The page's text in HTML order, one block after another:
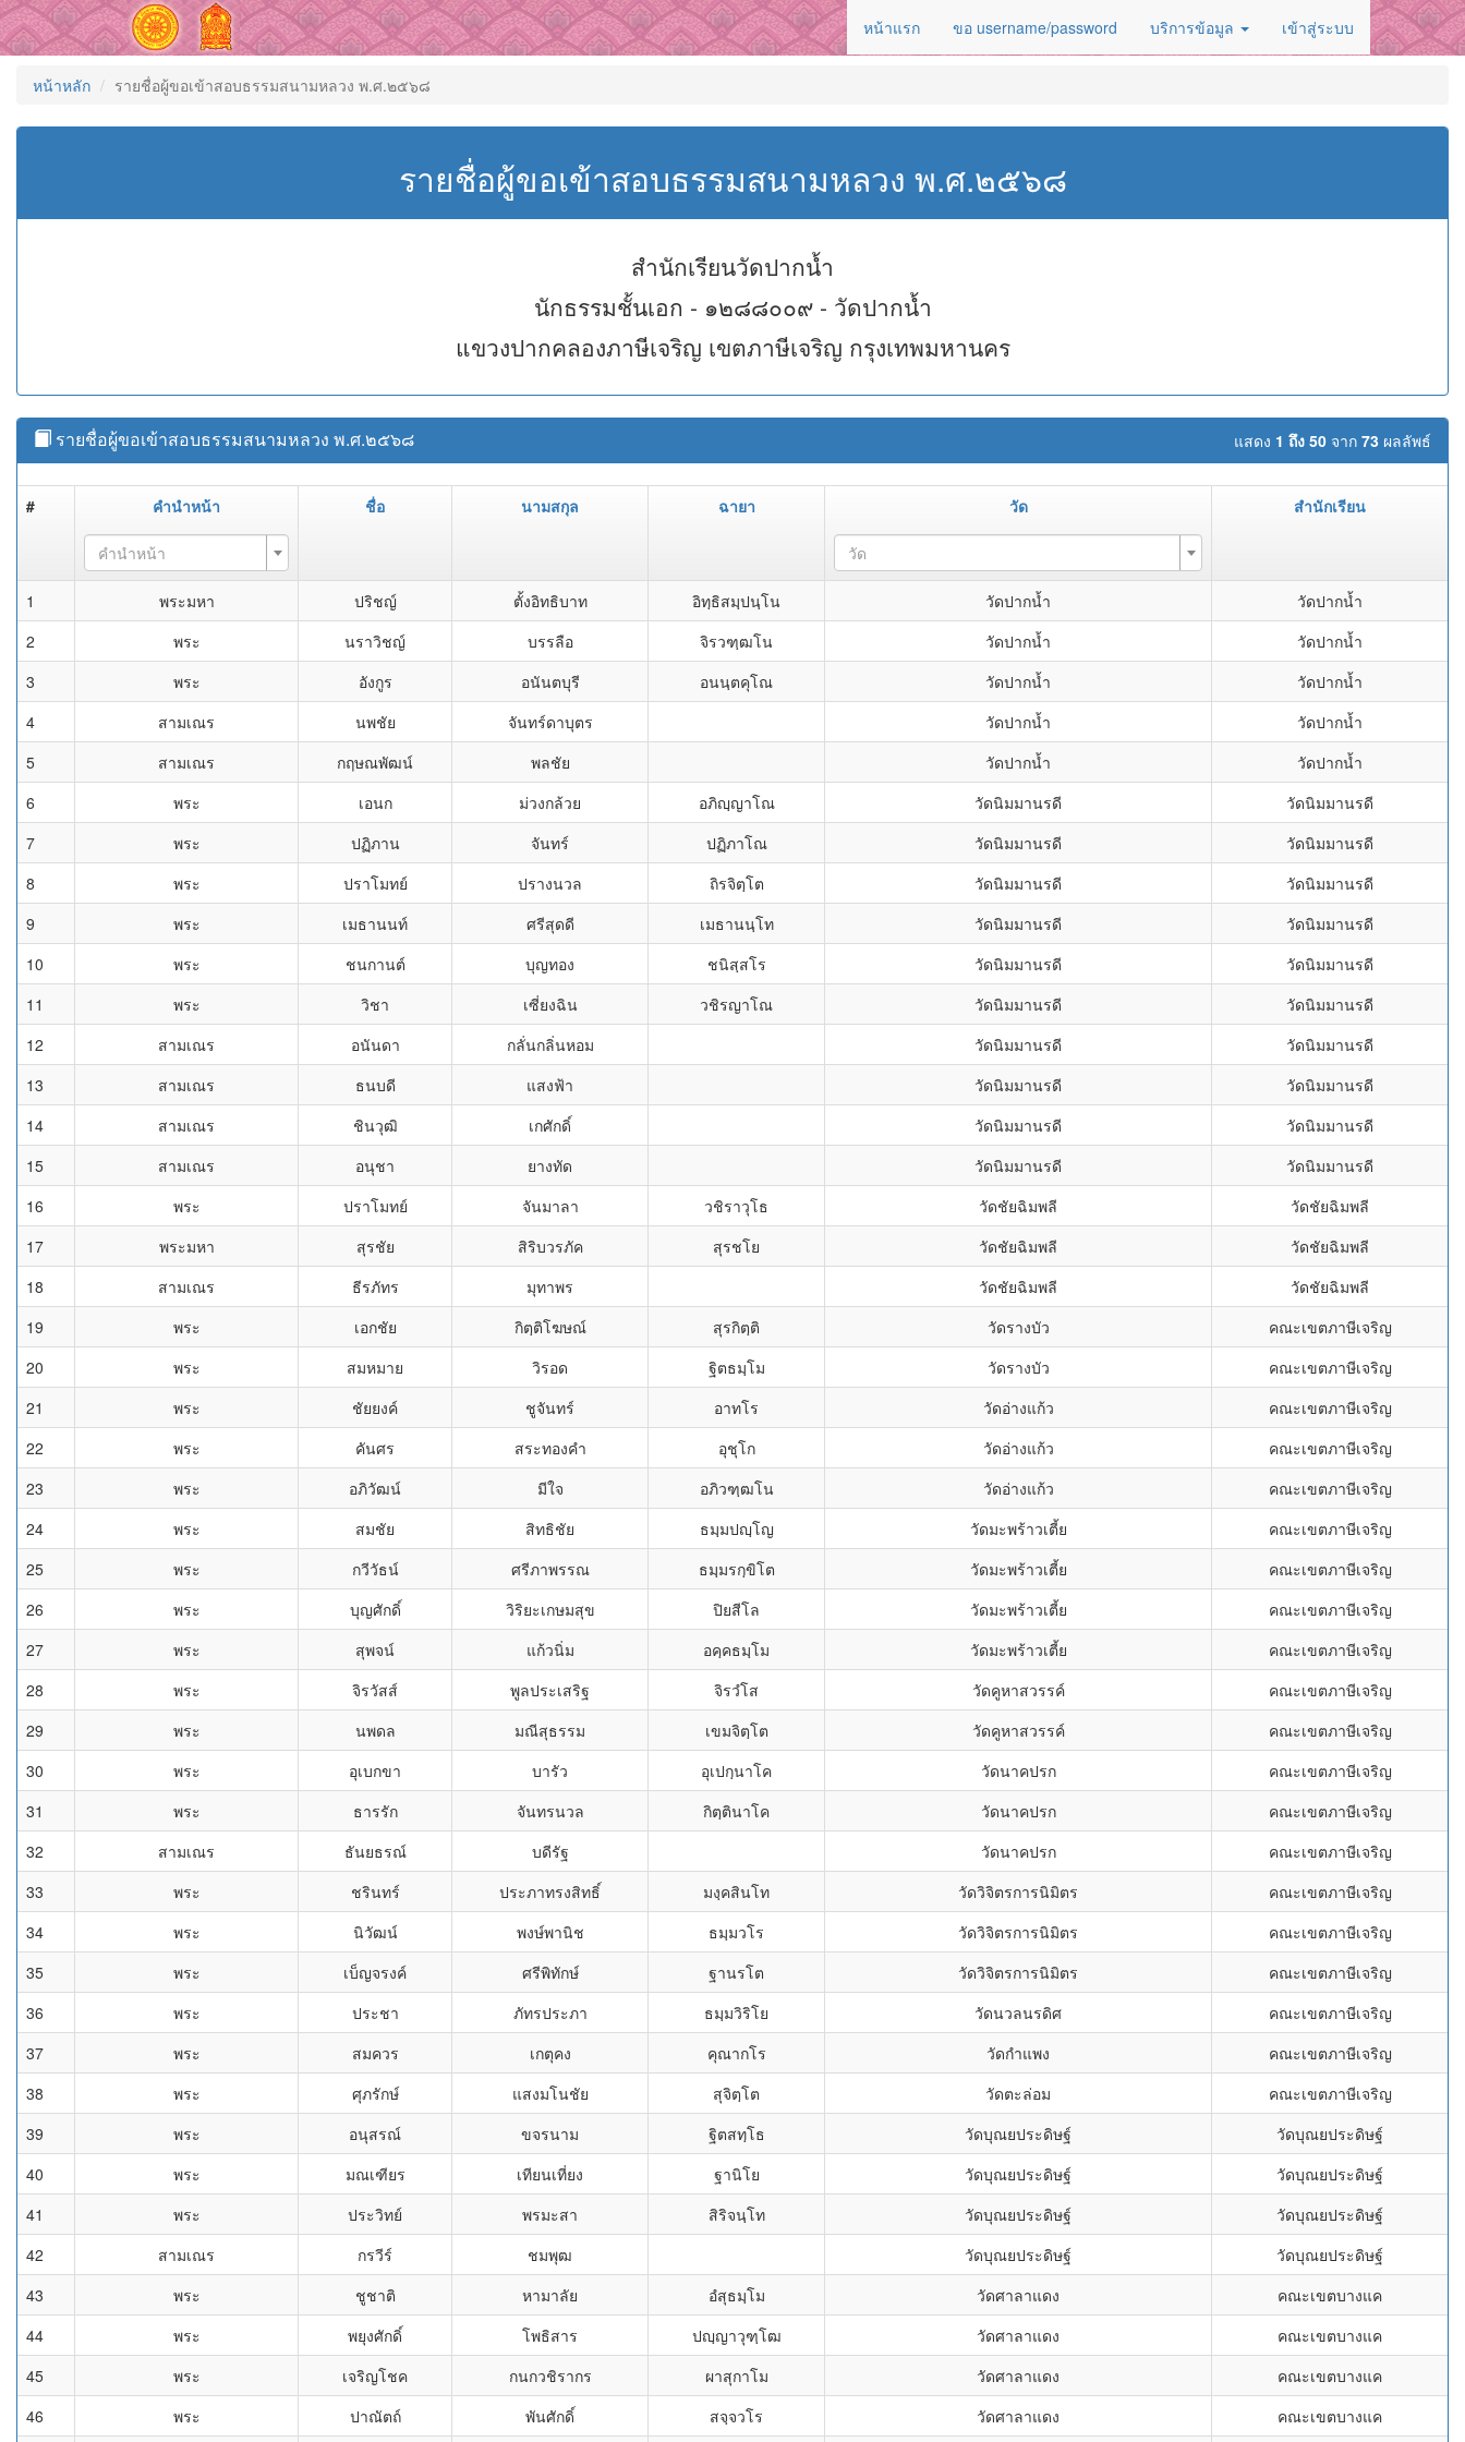
หน้าแรก ขอ username/password บริการข้อมูล เข้าสู่ระบบ
หน้าหลัก รายชื่อผู้ขอเข้าสอบธรรมสนามหลวง พ.ศ.๒๕๖๘
รายชื่อผู้ขอเข้าสอบธรรมสนามหลวง พ.ศ.๒๕๖๘
สำนักเรียนวัดปากน้ำ
นักธรรมชั้นเอก - ๑๒๘๘๐๐๙ - วัดปากน้ำ
แขวงปากคลองภาษีเจริญ เขตภาษีเจริญ กรุงเทพมหานคร
แสดง 1 ถึง 50 จาก 73 ผลลัพธ์
รายชื่อผู้ขอเข้าสอบธรรมสนามหลวง พ.ศ.๒๕๖๘
# คำนำหน้า ชื่อ นามสกุล ฉายา วัด สำนักเรียน
คำนำหน้า วัด
1 พระมหา ปริชญ์ ตั้งอิทธิบาท อิทฺธิสมฺปนฺโน วัดปากน้ำ
วัดปากน้ำ
2
พระ นราวิชญ์ บรรลือ จิรวฑฺฒโน วัดปากน้ำ
วัดปากน้ำ
3
พระ อังกูร อนันตบุรี อนนฺตคุโณ วัดปากน้ำ
วัดปากน้ำ
4
สามเณร นพชัย จันทร์ดาบุตร วัดปากน้ำ
วัดปากน้ำ
5
สามเณร กฤษณพัฒน์ พลชัย วัดปากน้ำ
วัดปากน้ำ
6
พระ เอนก ม่วงกล้วย อภิญฺญาโณ วัดนิมมานรดี
วัดนิมมานรดี
7
พระ ปฏิภาน จันทร์ ปฏิภาโณ วัดนิมมานรดี
วัดนิมมานรดี
8
พระ ปราโมทย์ ปรางนวล ถิรจิตฺโต วัดนิมมานรดี
วัดนิมมานรดี
9
พระ เมธานนท์ ศรีสุดดี เมธานนฺโท วัดนิมมานรดี
วัดนิมมานรดี
10
พระ ชนกานต์ บุญทอง ชนิสฺสโร วัดนิมมานรดี
วัดนิมมานรดี
11
พระ วิชา เซี่ยงฉิน วชิรญาโณ วัดนิมมานรดี
วัดนิมมานรดี
12
สามเณร อนันดา กลั่นกลิ่นหอม วัดนิมมานรดี
วัดนิมมานรดี
13
สามเณร ธนบดี แสงฟ้า วัดนิมมานรดี
วัดนิมมานรดี
14
สามเณร ชินวุฒิ เกศักดิ์ วัดนิมมานรดี
วัดนิมมานรดี
15
สามเณร อนุชา ยางทัด วัดนิมมานรดี
วัดนิมมานรดี
16
พระ ปราโมทย์ จันมาลา วชิราวุโธ วัดชัยฉิมพลี
วัดชัยฉิมพลี
17
พระมหา สุรชัย สิริบวรภัค สุรชโย วัดชัยฉิมพลี
วัดชัยฉิมพลี
18
สามเณร ธีรภัทร มุทาพร วัดชัยฉิมพลี
วัดชัยฉิมพลี
19
พระ เอกชัย กิตฺติโฆษณ์ สุรกิตฺติ วัดรางบัว
คณะเขตภาษีเจริญ
20
พระ สมหมาย วิรอด ฐิตธมฺโม วัดรางบัว
คณะเขตภาษีเจริญ
21
พระ ชัยยงค์ ชูจันทร์ อาทโร วัดอ่างแก้ว
คณะเขตภาษีเจริญ
22
พระ คันศร สระทองคำ อุชุโก วัดอ่างแก้ว
คณะเขตภาษีเจริญ
23
พระ อภิวัฒน์ มีใจ อภิวฑฺฒโน วัดอ่างแก้ว
คณะเขตภาษีเจริญ
24
พระ สมชัย สิทธิชัย ธมฺมปญฺโญ วัดมะพร้าวเตี้ย
คณะเขตภาษีเจริญ
25
พระ กวีวัธน์ ศรีภาพรรณ ธมฺมรกฺขิโต วัดมะพร้าวเตี้ย
คณะเขตภาษีเจริญ
26
พระ บุญศักดิ์ วิริยะเกษมสุข ปิยสีโล วัดมะพร้าวเตี้ย
คณะเขตภาษีเจริญ
27
พระ สุพจน์ แก้วนิ่ม อคฺคธมฺโม วัดมะพร้าวเตี้ย
คณะเขตภาษีเจริญ
28
พระ จิรวัสส์ พูลประเสริฐ จิรวํโส วัดคูหาสวรรค์
คณะเขตภาษีเจริญ
29
พระ นพดล มณีสุธรรม เขมจิตฺโต วัดคูหาสวรรค์
คณะเขตภาษีเจริญ
30
พระ อุเบกขา บารัว อุเปกฺนาโค วัดนาคปรก
คณะเขตภาษีเจริญ
31
พระ ธารรัก จันทรนวล กิตฺตินาโค วัดนาคปรก
คณะเขตภาษีเจริญ
32
สามเณร ธันยธรณ์ บดีรัฐ วัดนาคปรก
คณะเขตภาษีเจริญ
33
พระ ชรินทร์ ประภาทรงสิทธิ์ มงฺคสินโท วัดวิจิตรการนิมิตร
คณะเขตภาษีเจริญ
34
พระ นิวัฒน์ พงษ์พานิช ธมฺมวโร วัดวิจิตรการนิมิตร
คณะเขตภาษีเจริญ
35
พระ เบ็ญจรงค์ ศรีพิทักษ์ ฐานรโต วัดวิจิตรการนิมิตร
คณะเขตภาษีเจริญ
36
พระ ประชา ภัทรประภา ธมฺมวิริโย วัดนวลนรดิศ
คณะเขตภาษีเจริญ
37
พระ สมควร เกตุคง คุณากโร วัดกำแพง
คณะเขตภาษีเจริญ
38
พระ ศุภรักษ์ แสงมโนชัย สุจิตฺโต วัดตะล่อม
คณะเขตภาษีเจริญ
39
พระ อนุสรณ์ ขจรนาม ฐิตสทฺโธ วัดบุณยประดิษฐ์
วัดบุณยประดิษฐ์
40
พระ มณเฑียร เทียนเที่ยง ฐานิโย วัดบุณยประดิษฐ์
วัดบุณยประดิษฐ์
41
พระ ประวิทย์ พรมะสา สิริจนฺโท วัดบุณยประดิษฐ์
วัดบุณยประดิษฐ์
42
สามเณร กรวีร์ ชมพุฒ วัดบุณยประดิษฐ์
วัดบุณยประดิษฐ์
43
พระ ชูชาติ หามาลัย อํสุธมฺโม วัดศาลาแดง
คณะเขตบางแค
44
พระ พยุงศักดิ์ โพธิสาร ปญฺญาวุฑฺโฒ วัดศาลาแดง
คณะเขตบางแค
45
พระ เจริญโชค กนกวชิรากร ผาสุกาโม วัดศาลาแดง
คณะเขตบางแค
46
พระ ปาณัตถ์ พันศักดิ์ สจฺจวโร วัดศาลาแดง คณะเขตบางแค